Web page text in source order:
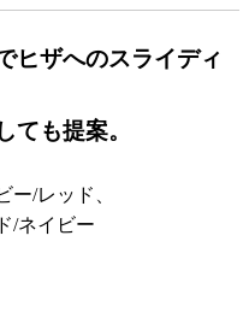
ヒザへのスライディ
ても提案。
ー/レッド、
/ネイビー